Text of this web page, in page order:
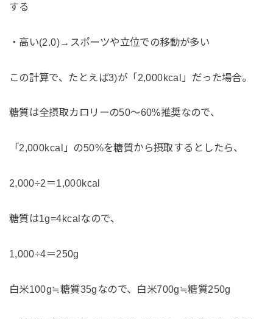
する
・高い(2.0)→スポーツや立位での移動が多い
この計算で、たとえば3)が「2,000kcal」だった場合。
糖質は全摂取カロリーの50〜60%推奨なので、
「2,000kcal」の50%を糖質から摂取するとしたら、
2,000÷2＝1,000kcal
糖質は1g=4kcalなので、
1,000÷4＝250g
白米100g≒糖質35gなので、白米700g≒糖質250g